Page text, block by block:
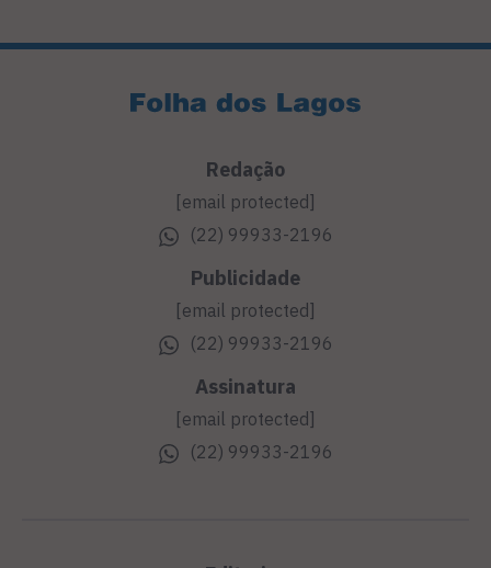
Redação
[email protected]
(22) 99933-2196
Publicidade
[email protected]
(22) 99933-2196
Assinatura
[email protected]
(22) 99933-2196